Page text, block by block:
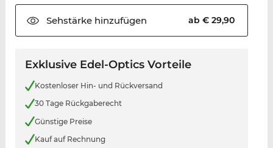
Sehstärkehinzufügen ab € 29,90
Exklusive Edel-Optics Vorteile
Kostenloser Hin- und Rückversand
30 Tage Rückgaberecht
Günstige Preise
Kauf auf Rechnung